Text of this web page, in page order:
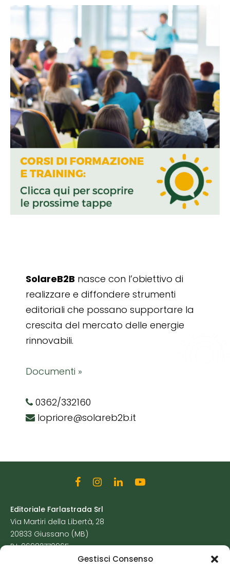
Gestisci Consenso
SolareB2B nasce con l’obiettivo di
realizzare e diffondere strumenti
editoriali che possano supportare la
crescita del mercato delle energie
rinnovabili.
Documenti »
0362/332160
lopriore@solareb2b.it
Editoriale Farlastrada Srl
Via Martiri della Libertà, 28
20833 Giussano (MB)
P.I. 06982770965